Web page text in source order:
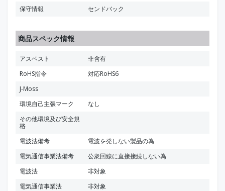
保守情報
センドバック
商品スペック情報
アスベスト
非含有
RoHS指令
対応RoHS6
J-Moss
環境自己主張マーク
なし
その他環境及び安全規
格
電波法備考
電波を発しない製品の為
電気通信事業法備考
公衆回線に直接接続しない為
電波法
非対象
電気通信事業法
非対象